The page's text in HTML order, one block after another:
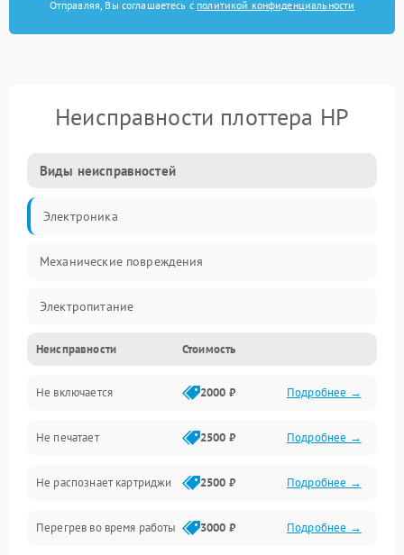
Отправляя, Вы соглашаетесь с политикой конфиденциальности
Неисправности плоттера HP
Виды неисправностей
Электроника
Механические повреждения
Электропитание
Работа системы
Механика
Оптика
Программное обеспечение
Корпус/Герметичность
Неисправности Стоимость
Не включается 2000 ₽ Подробнее →
Не печатает 2500 ₽ Подробнее →
Не распознает картриджи 2500 ₽ Подробнее →
Перегрев во время работы 3000 ₽ Подробнее →